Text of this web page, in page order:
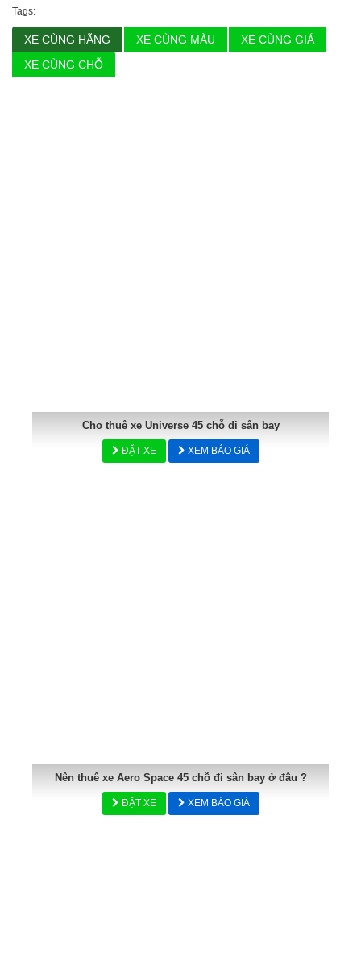
Tags:
XE CÙNG HÃNG XE CÙNG MÀU
XE CÙNG GIÁ
XE CÙNG CHỖ
Cho thuê xe Universe 45 chỗ đi sân bay
ĐẶT XE XEM BÁO GIÁ
Nên thuê xe Aero Space 45 chỗ đi sân bay ở đâu ?
ĐẶT XE XEM BÁO GIÁ